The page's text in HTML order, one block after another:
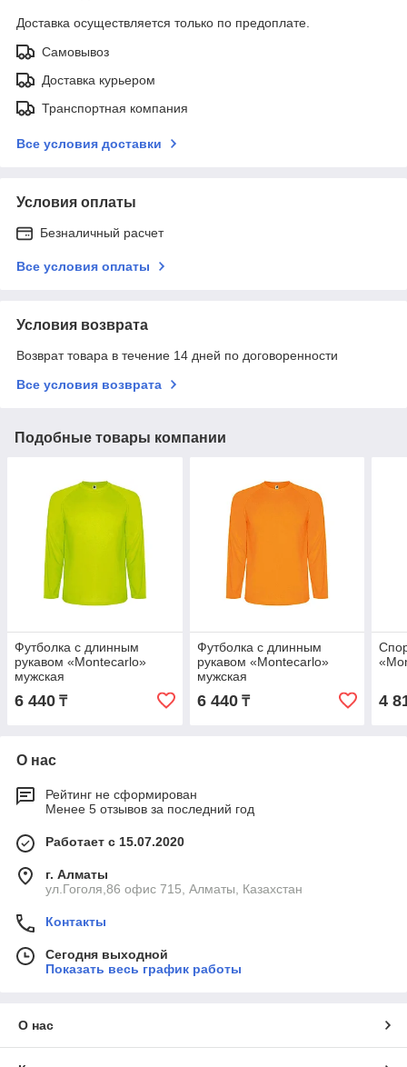
Доставка осуществляется только по предоплате.
Самовывоз
Доставка курьером
Транспортная компания
Все условия доставки
Условия оплаты
Безналичный расчет
Все условия оплаты
Условия возврата
Возврат товара в течение 14 дней по договоренности
Все условия возврата
Подобные товары компании
Футболка с длинным
рукавом «Montecarlo»
мужская
6 440 ₸
Футболка с длинным
рукавом «Montecarlo»
мужская
6 440₸ 4
О нас
Рейтинг не сформирован
Менее 5 отзывов за последний год
Работает с 15.07.2020
г. Алматы
ул.Гоголя,86 офис 715, Алматы, Казахстан
Контакты
Сегодня выходной
Показать весь график работы
О нас